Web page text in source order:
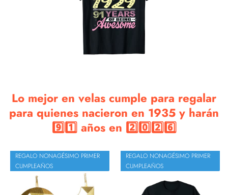
Lo mejor en velas cumple para regalar
para quienes nacieron en 1935 y harán
9️⃣1️⃣ años en 2️⃣0️⃣2️⃣6️⃣
REGALO NONAGÉSIMO PRIMER
CUMPLEAÑOS
REGALO NONAGÉSIMO PRIMER
CUMPLEAÑOS